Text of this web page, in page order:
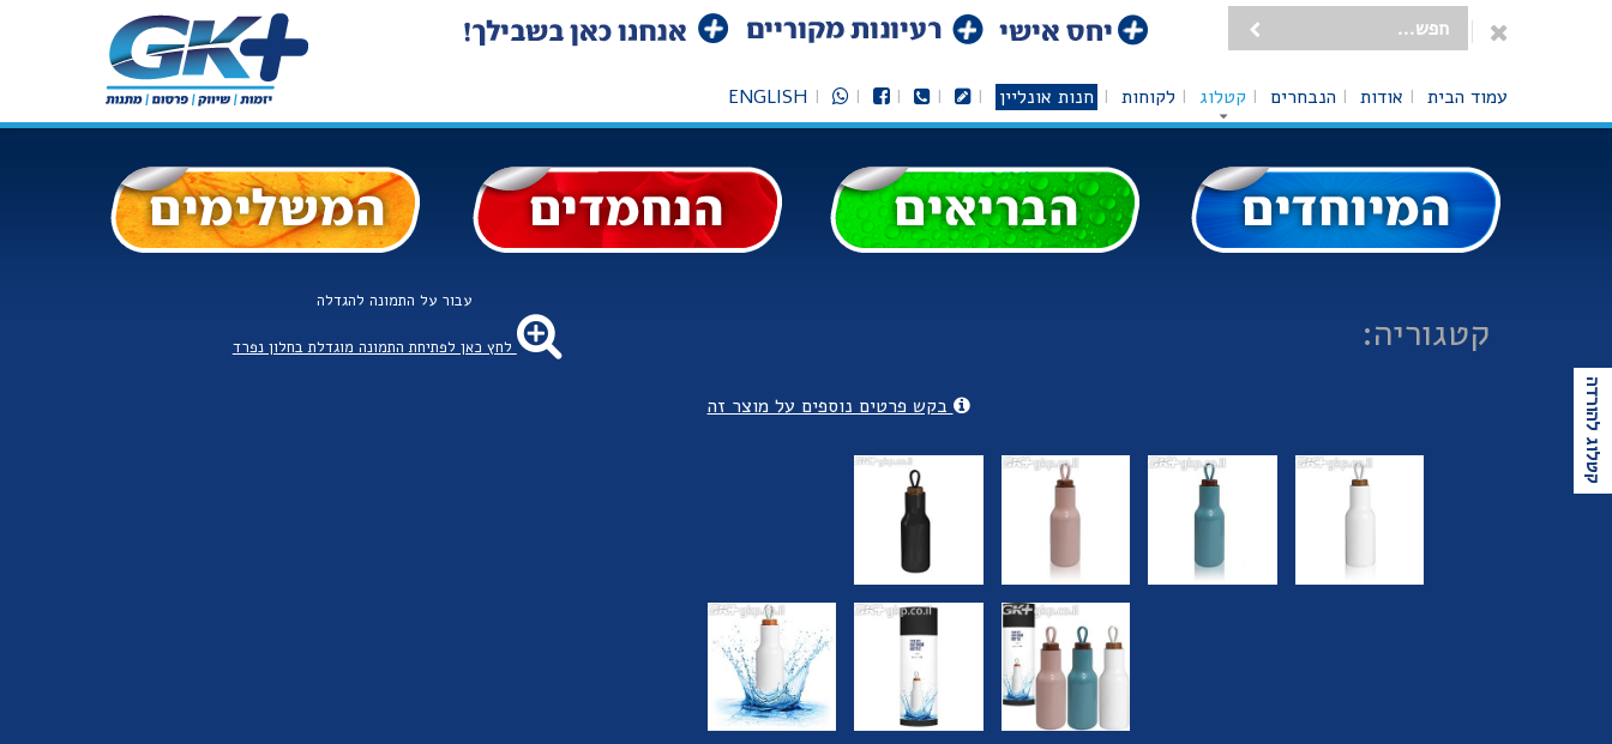
עמוד הבית אודות הנבחרים קטלוג לקוחות חנות אונליין ENGLISH
קטלוג להורדה
קטגוריה:
בקש פרטים נוספים על מוצר זה
עבור על התמונה להגדלה
לחץ כאן לפתיחת התמונה מוגדלת בחלון נפרד